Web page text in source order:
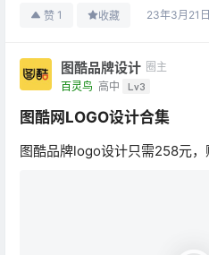
赞 1 收藏 23年3月21日
图酷品牌设计 圈主
百灵鸟 高中 Lv3
图酷网LOGO设计合集
图酷品牌logo设计只需258元